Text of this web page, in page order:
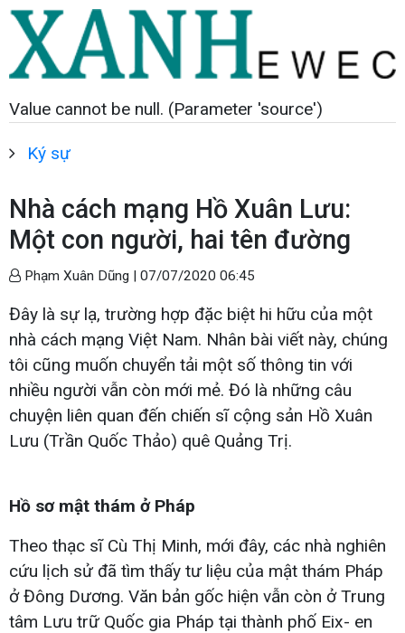
Value cannot be null. (Parameter 'source')
Ký sự
Nhà cách mạng Hồ Xuân Lưu:
Một con người, hai tên đường
Phạm Xuân Dũng | 07/07/2020 06:45
Đây là sự lạ, trường hợp đặc biệt hi hữu của một
nhà cách mạng Việt Nam. Nhân bài viết này, chúng
tôi cũng muốn chuyển tải một số thông tin với
nhiều người vẫn còn mới mẻ. Đó là những câu
chuyện liên quan đến chiến sĩ cộng sản Hồ Xuân
Lưu (Trần Quốc Thảo) quê Quảng Trị.
Hồ sơ mật thám ở Pháp
Theo thạc sĩ Cù Thị Minh, mới đây, các nhà nghiên
cứu lịch sử đã tìm thấy tư liệu của mật thám Pháp
ở Đông Dương. Văn bản gốc hiện vẫn còn ở Trung
tâm Lưu trữ Quốc gia Pháp tại thành phố Eix- en